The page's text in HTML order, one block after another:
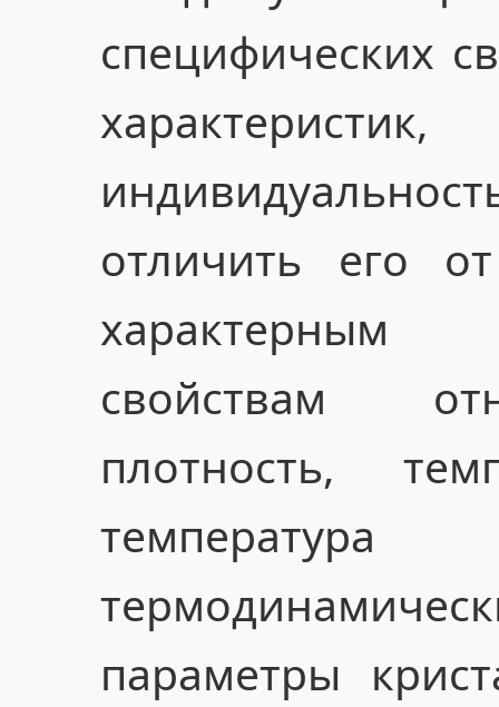
специфических
отличить его
характерным
свойствам
плотность,
параметры